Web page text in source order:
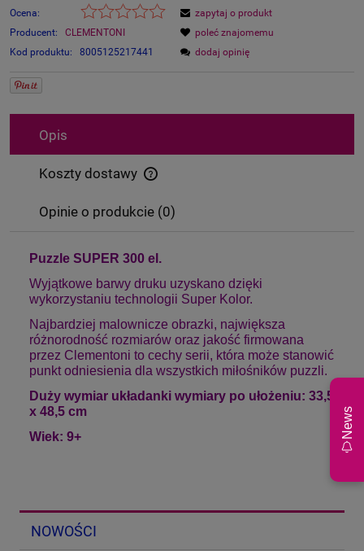
Ocena:
Producent:
CLEMENTONI
Kod produktu:
8005125217441
zapytaj o produkt
poleć znajomemu
dodaj opinię
Opis
Koszty dostawy
Cena nie zawiera ewentualnych kosztów płatności
Opinie o produkcie (0)
Puzzle SUPER 300 el.
Wyjątkowe barwy druku uzyskano dzięki
wykorzystaniu technologii Super Kolor.
Najbardziej malownicze obrazki, największa
różnorodność rozmiarów oraz jakość firmowana
przez Clementoni to cechy serii, która może stanowić
punkt odniesienia dla wszystkich miłośników puzzli.
Duży wymiar układanki wymiary po ułożeniu: 33,5
x 48,5 cm
Wiek: 9+
NOWOŚCI
News